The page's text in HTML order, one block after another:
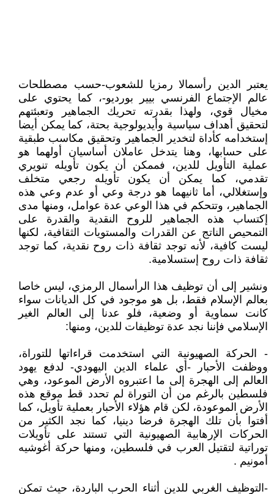
يعتبر الدين رأسمالا رمزيا للشعوب-حسب مصطلحات
عالم الإجتماع الفرنسي بيير بورديو-، كما يحتوي على
مخيال قوي، ولهذا بقدرته تحريك الجماهير وتعبئتهم
لتحقيق أهداف سياسية وأيديولوجية بحتة، كما يمكن أيضا
إستخدامه كأداة لتخدير الجماهير وتحقيق مكاسب طبقية
على حسابها، وهنا يتدخل عاملان أساسيان أولهما هو
عملية التأويل للدين، فممكن أن يكون تأويله تنويري
تقدمي، كما يمكن أن يكون تأويله رجعي متخلف
وإستغلالي، أما ثانيهما هو درجة وعي أو عدم وعي هذه
الجماهير، وتتحكم في هذا الوعي عدة عوامل، ومنها مدى
إكتساب هذه الجماهير للروح النقدية والقدرة على
التمحيص الناتج عن القدرات والمستويات الثقافية، لكنها
ليست كافية، لأنه توجد ثقافة ذات روح نقدية، كما توجد
ثقافة ذات روح إستسلامية.
ونشير إلى أن توظيف هذا الرأسمال الرمزي، ليس خاصا
بعالم الإسلام فقط، بل هو موجود في كل الديانات سواء
كانت سماوية أو وضعية، فلو عدنا إلى العالم الغير
الإسلامي فإننا نجد عدة توظيفات للدين، ومنها:
- الحركة الصهيونية التي استخدمت قراءاتها للتوراة،
ووظفت الأحبار -أي علماء الدين اليهودي- لدفع يهود
العالم إلى الهجرة إلى ما اعتبروه الأرض الموعود، وهي
فلسطين بالرغم من أن التوراة لم تحدد قط موقع هذه
الأرض الموعودة، لكن قام هؤلاء الأحبار بعملية تأويل، كما
أفتوا بأن تلك الهجرة فرضا دينيا، كما نجد الكثير من
الحركات الإرهابية الصهيونية التي تستند على تأويلات
توراتية لتقتيل العرب في فلسطين، ومنها حركة أغوشيه
أمونيم .
-التوظيف الغربي للدين أثناء الحرب الباردة، حيث تمكن